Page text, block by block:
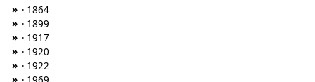
» · 1864
» · 1899
» · 1917
» · 1920
» · 1922
»